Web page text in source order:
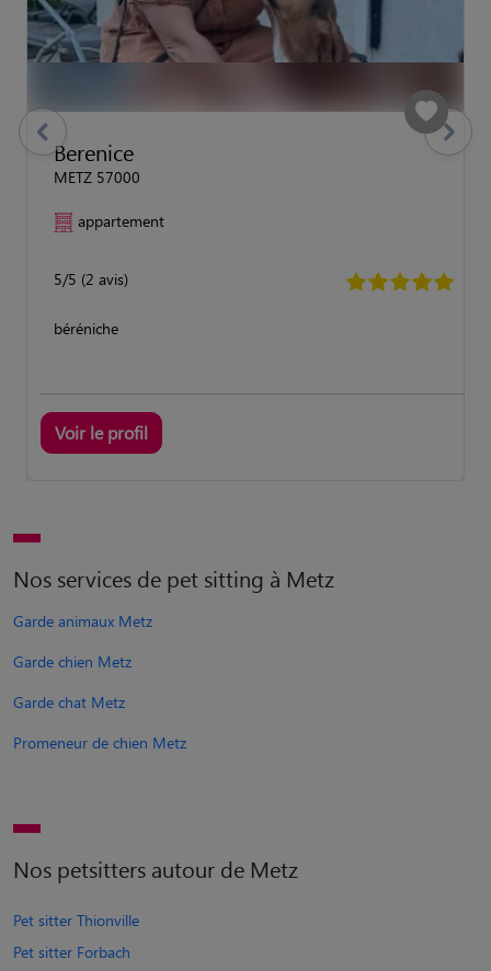
Berenice
METZ 57000
appartement
5/5 (2 avis)
béréniche
Voir le profil
previous Suivant
Nos services de pet sitting à Metz
Garde animaux Metz
Garde chien Metz
Garde chat Metz
Promeneur de chien Metz
Nos petsitters autour de Metz
Pet sitter Thionville
Pet sitter Forbach